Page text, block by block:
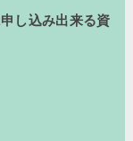
し込み出来る資